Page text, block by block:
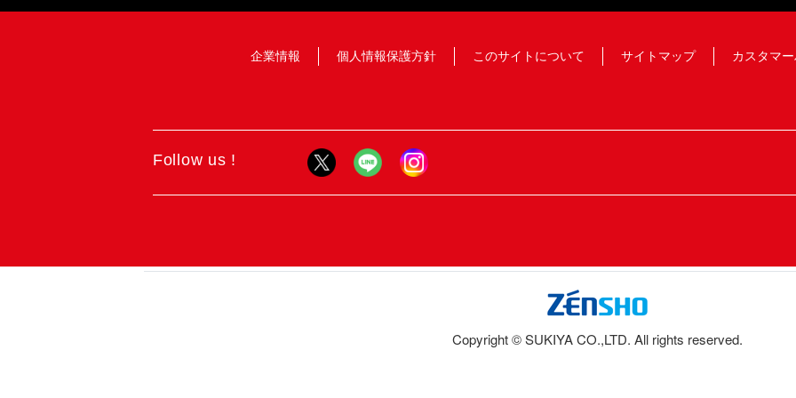
企業情報 個人情報保護方針 このサイトについて サイトマップ カスタマ
Follow us !
Copyright © SUKIYA CO.,LTD. All rights reserved.